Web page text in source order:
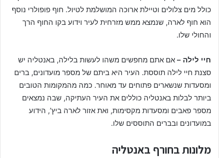
כולל מים צלולים וטיילת ארוכה המושלמת לטיול. חוף פופולרי נוסף
הוא חוף לארה, שנמצא ממש מזרחית לעיר וידוע בקו החוף הרך
והחולי שלו.
חיי לילה – אם אתם מחפשים משהו לעשות בלילה, באנטליה יש
סצנת חיי לילה תוססת. העיר היא ביתם של מספר מועדונים, ברים
ומסעדות שנשארים פתוחים עד מאוחר. כמה מהמקומות הטובים
ביותר לבלות באנטליה כוללים את העיר העתיקה, שבה נמצאים
מספר פאבים ומסעדות מקסימות, ואת אזור לארה ביץ’, הידוע
במועדונים ובברים התוססים שלו.
מלונות בחורף באנטליה